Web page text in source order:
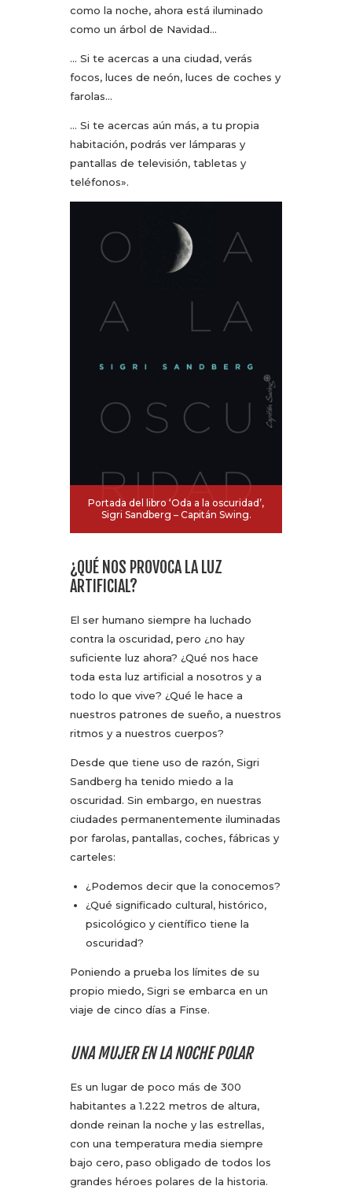
como la noche, ahora está iluminado
como un árbol de Navidad…
… Si te acercas a una ciudad, verás
focos, luces de neón, luces de coches y
farolas…
… Si te acercas aún más, a tu propia
habitación, podrás ver lámparas y
pantallas de televisión, tabletas y
teléfonos».
Portada del libro ‘Oda a la oscuridad’,
Sigri Sandberg – Capitán Swing.
¿QUÉ NOS PROVOCA LA LUZ
ARTIFICIAL?
El ser humano siempre ha luchado
contra la oscuridad, pero ¿no hay
suficiente luz ahora? ¿Qué nos hace
toda esta luz artificial a nosotros y a
todo lo que vive? ¿Qué le hace a
nuestros patrones de sueño, a nuestros
ritmos y a nuestros cuerpos?
Desde que tiene uso de razón, Sigri
Sandberg ha tenido miedo a la
oscuridad. Sin embargo, en nuestras
ciudades permanentemente iluminadas
por farolas, pantallas, coches, fábricas y
carteles:
¿Podemos decir que la conocemos?
¿Qué significado cultural, histórico,
psicológico y científico tiene la
oscuridad?
Poniendo a prueba los límites de su
propio miedo, Sigri se embarca en un
viaje de cinco días a Finse.
UNA MUJER EN LA NOCHE POLAR
Es un lugar de poco más de 300
habitantes a 1.222 metros de altura,
donde reinan la noche y las estrellas,
con una temperatura media siempre
bajo cero, paso obligado de todos los
grandes héroes polares de la historia.